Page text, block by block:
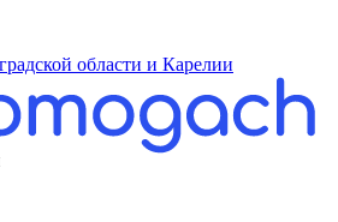
области и Карелии